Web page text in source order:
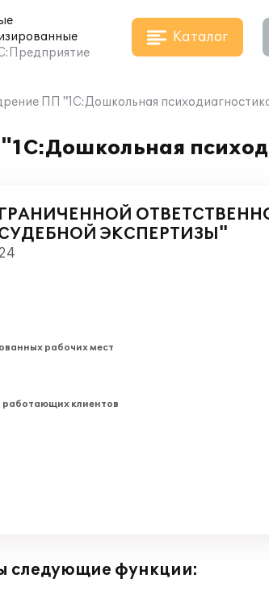
Каталог
ПП "1С:Дошкольная
ЭКСПЕРТИЗЫ"
рабочих мест
работающих клиентов
следующие функции: